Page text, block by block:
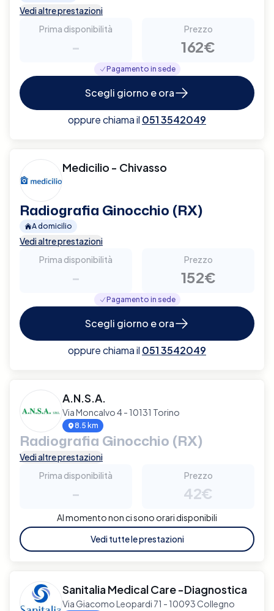
Vedi altre prestazioni
Prima disponibilità
-
Prezzo
162€
Pagamento in sede
Scegli giorno e ora
oppure chiama il 051 3542049
Medicilio - Chivasso
Radiografia Ginocchio (RX)
A domicilio
Vedi altre prestazioni
Prima disponibilità
-
Prezzo
152€
Pagamento in sede
Scegli giorno e ora
oppure chiama il 051 3542049
A.N.S.A.
Via Moncalvo 4 - 10131 Torino
8.5 km
Radiografia Ginocchio (RX)
Vedi altre prestazioni
Prima disponibilità
-
Prezzo
42€
Al momento non ci sono orari disponibili
Vedi tutte le prestazioni
Sanitalia Medical Care -Diagnostica
Via Giacomo Leopardi 71 - 10093 Collegno